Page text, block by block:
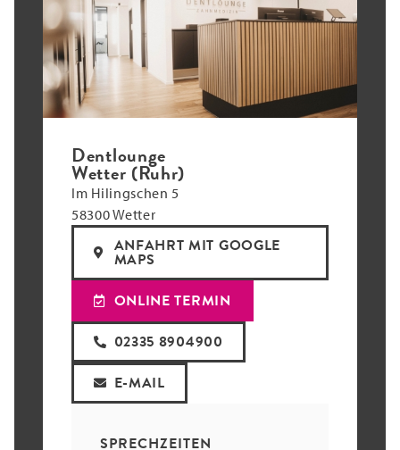
Dentlounge
Wetter (Ruhr)
Im Hilingschen 5
58300 Wetter
ANFAHRT MIT GOOGLE
MAPS
ONLINE TERMIN
02335 8904900
E-MAIL
SPRECHZEITEN